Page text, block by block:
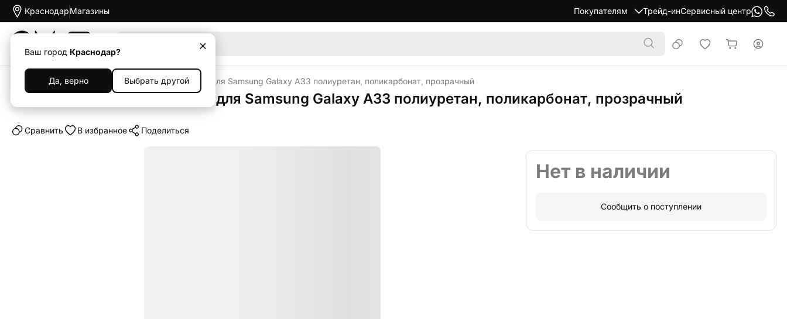
Краснодар
Ваш город Краснодар?
Да, верно Выбрать другой
Магазины Покупателям Трейд-инСервисный центр
Каталог Клип-кейс (накладка) Space для Samsung Galaxy A33 полиуретан, поликарбонат, прозрачный
Клип-кейс (накладка) Space для Samsung Galaxy A33 полиуретан, поликарбонат, прозрачный
Cравнить В избранное Поделиться
Нет в наличии
Сообщить о поступлении